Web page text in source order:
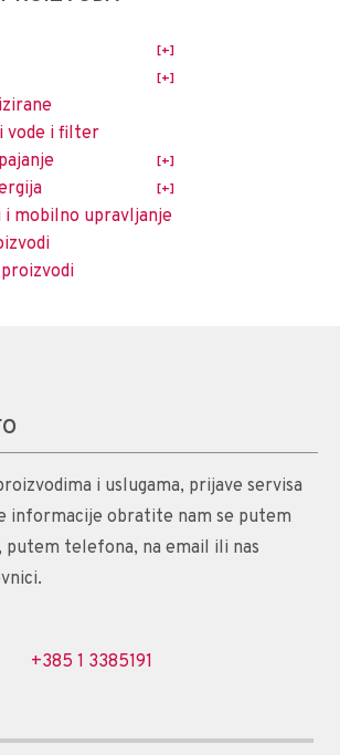
vode i filter
mobilno upravljanje
i uslugama, prijave servisa
informacije obratite nam se putem
putem telefona, na email ili nas
+385 1 3385191